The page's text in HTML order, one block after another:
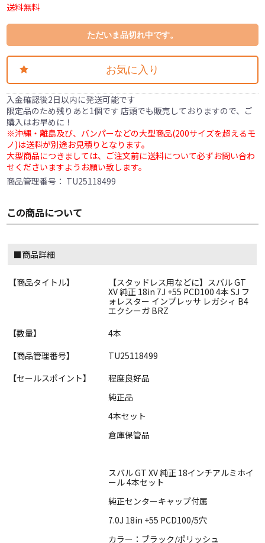
送料無料
ただいま品切れ中です。
お気に入り
入金確認後2日以内に発送可能です
限定品のため残りあと1個です 店頭でも販売しておりますので、ご
購入はお早めに！
※沖縄・離島及び、バンパーなどの大型商品(200サイズを超えるモ
ノ)は送料が別途お見積りとなります。
大型商品につきましては、ご注文前に送料について必ずお問い合わ
せくださいますようお願い致します。
商品管理番号： TU25118499
この商品について
■商品詳細
【商品タイトル】
【スタッドレス用などに】スバル GT
XV 純正 18in 7J +55 PCD100 4本 SJ フ
ォレスター インプレッサ レガシィ B4
エクシーガ BRZ
【数量】
4本
【商品管理番号】
TU25118499
【セールスポイント】
程度良好品
純正品
4本セット
倉庫保管品
スバル GT XV 純正 18インチアルミホイ
ール 4本セット
純正センターキャップ付属
7.0J 18in +55 PCD100/5穴
カラー：ブラック/ポリッシュ